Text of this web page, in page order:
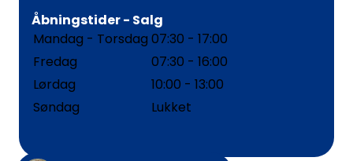
Åbningstider - Salg
Mandag - Torsdag 07:30 - 17:00
Fredag
07:30 - 16:00
Lørdag
10:00 - 13:00
Søndag
Lukket